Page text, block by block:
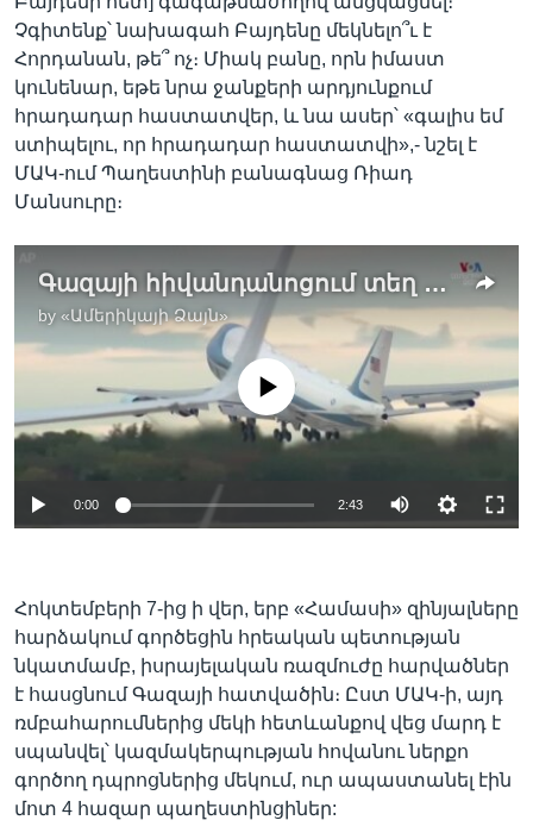
Չգիտենք՝ նախագահ Բայդենը մեկնելո՞ւ է
Հորդանան, թե՞ ոչ։ Միակ բանը, որն իմաստ
կունենար, եթե նրա ջանքերի արդյունքում
հրադադար հաստատվեր, և նա ասեր՝ «գալիս եմ
ստիպելու, որ հրադադար հաստատվի»,- նշել է
ՄԱԿ-ում Պաղեստինի բանագնաց Ռիադ
Մանսուրը։
Գազայի հիվանդանոցում տեղ գտած պայթյունի հետևանքով հարյուրավոր զոհերի ֆոնին՝ Բայդենը ժամանել է Իսրայել
by «Ամերիկայի Ձայն»
No media source currently available
0:00 2:43
Հոկտեմբերի 7-ից ի վեր, երբ «Համասի» զինյալները
հարձակում գործեցին հրեական պետության
նկատմամբ, իսրայելական ռազմուժը հարվածներ
է հասցնում Գազայի հատվածին։ Ըստ ՄԱԿ-ի, այդ
ռմբահարումներից մեկի հետևանքով վեց մարդ է
սպանվել՝ կազմակերպության հովանու ներքո
գործող դպրոցներից մեկում, ուր ապաստանել էին
մոտ 4 հազար պաղեստինցիներ: